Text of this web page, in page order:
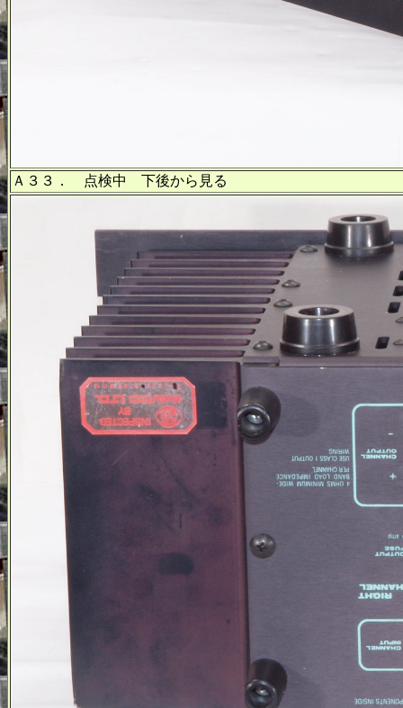
Ａ３３． 点検中 下後から見る